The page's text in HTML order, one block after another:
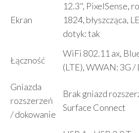
Ekran
12.3", PixelSense,
1824, błyszcząca,
dotyk: tak
Łączność
WiFi 802.11 ax,
(LTE), WWAN: 3G /
Gniazda
rozszerzeń
/ dokowanie
Brak gniazd
Surface Connect